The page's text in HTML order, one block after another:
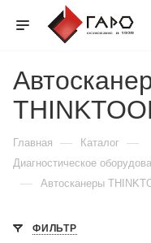
Главная — Каталог —
Диагностическое
— Автосканеры
ФИЛЬТР